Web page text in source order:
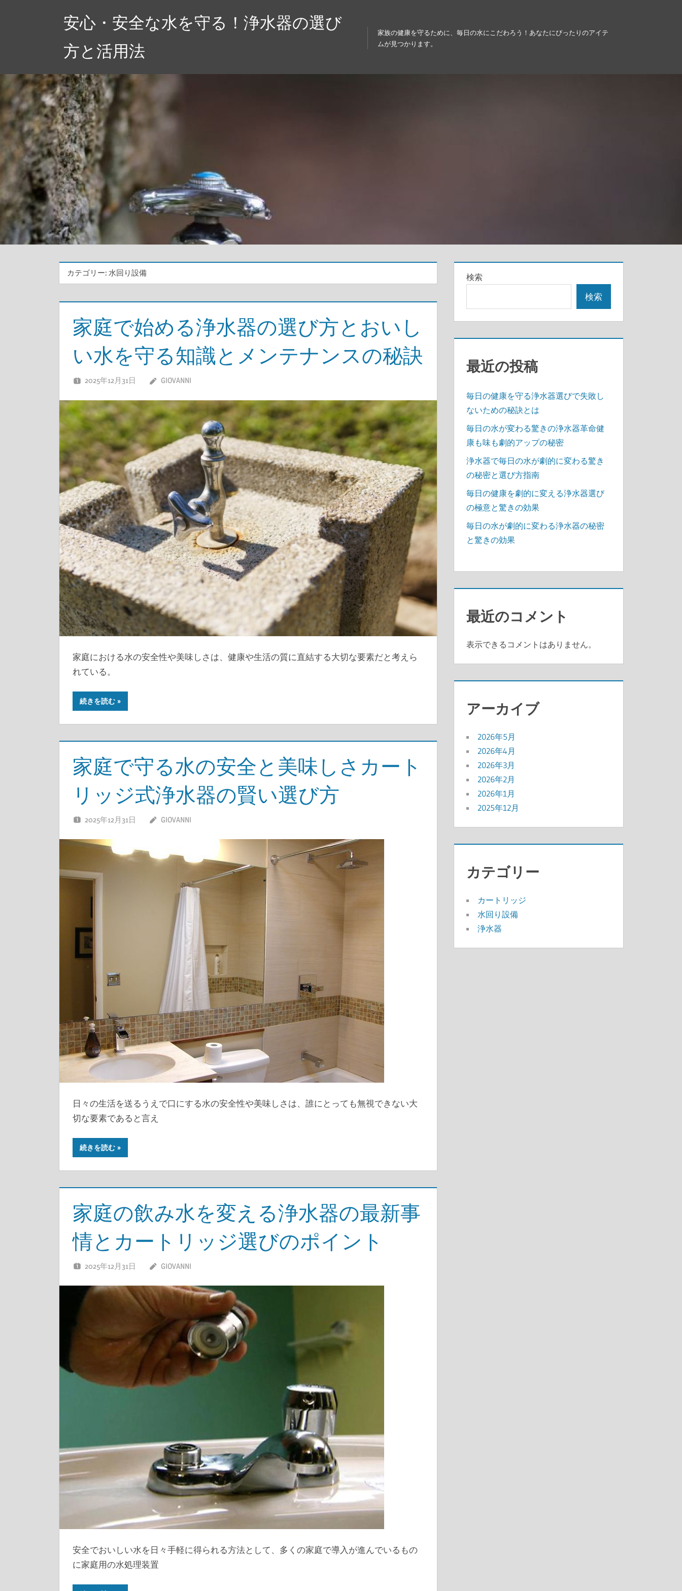
キ
ッ
プ
安心・安全な水を守る！浄水器の選び
方と活用法
家族の健康を守るために、毎日の水にこだわろう！あなたにぴったりのアイテ
ムが見つかります。
カテゴリー: 水回り設備
家庭で始める浄水器の選び方とおいし
い水を守る知識とメンテナンスの秘訣
2025年12月31日 GIOVANNI
家庭における水の安全性や美味しさは、健康や生活の質に直結する大切な要素だと考えら
れている。
続きを読む
家庭で守る水の安全と美味しさカート
リッジ式浄水器の賢い選び方
2025年12月31日 GIOVANNI
日々の生活を送るうえで口にする水の安全性や美味しさは、誰にとっても無視できない大
切な要素であると言え
続きを読む
家庭の飲み水を変える浄水器の最新事
情とカートリッジ選びのポイント
2025年12月31日 GIOVANNI
安全でおいしい水を日々手軽に得られる方法として、多くの家庭で導入が進んでいるもの
に家庭用の水処理装置
検索
検索
最近の投稿
毎日の健康を守る浄水器選びで失敗し
ないための秘訣とは
毎日の水が変わる驚きの浄水器革命健
康も味も劇的アップの秘密
浄水器で毎日の水が劇的に変わる驚き
の秘密と選び方指南
毎日の健康を劇的に変える浄水器選び
の極意と驚きの効果
毎日の水が劇的に変わる浄水器の秘密
と驚きの効果
最近のコメント
表示できるコメントはありません。
アーカイブ
2026年5月
2026年4月
2026年3月
2026年2月
2026年1月
2025年12月
カテゴリー
カートリッジ
水回り設備
浄水器